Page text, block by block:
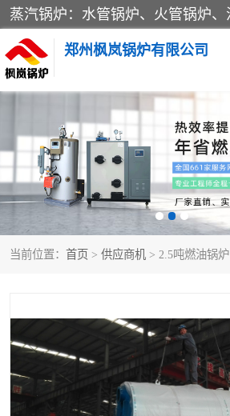
郑州枫岚锅炉有限公司
当前位置： 首页 > 供应商机 > 2.5吨燃油锅炉